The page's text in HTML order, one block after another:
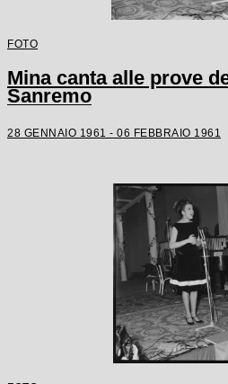
FOTO
Mina canta alle prove
Sanremo
28 GENNAIO 1961 - 06 FEBBRAIO 1961